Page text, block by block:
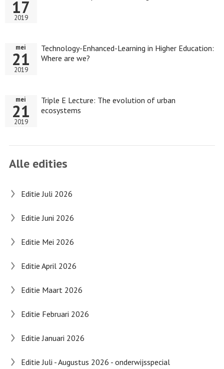
17
2019
Technology-Enhanced-Learning in Higher Education:
Where are we?
mei
21
2019
Triple E Lecture: The evolution of urban
ecosystems
mei
21
2019
Alle edities
Editie Juli 2026
Editie Juni 2026
Editie Mei 2026
Editie April 2026
Editie Maart 2026
Editie Februari 2026
Editie Januari 2026
Editie Juli - Augustus 2026 - onderwijsspecial